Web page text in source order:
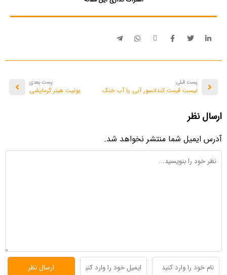
پست قبلی:
لیست قیمت کندانسور آبی یا آب خنک
:پست بعدی
یونیت هیتر گرمایشی
ارسال نظر
آدرس ایمیل شما منتشر نخواهد شد.